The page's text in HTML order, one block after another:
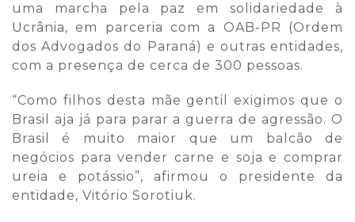
uma marcha pela paz em solidariedade à
Ucrânia, em parceria com a OAB-PR (Ordem
dos Advogados do Paraná) e outras entidades,
com a presença de cerca de 300 pessoas.
“Como filhos desta mãe gentil exigimos que o
Brasil aja já para parar a guerra de agressão. O
Brasil é muito maior que um balcão de
negócios para vender carne e soja e comprar
ureia e potássio”, afirmou o presidente da
entidade, Vitório Sorotiuk.